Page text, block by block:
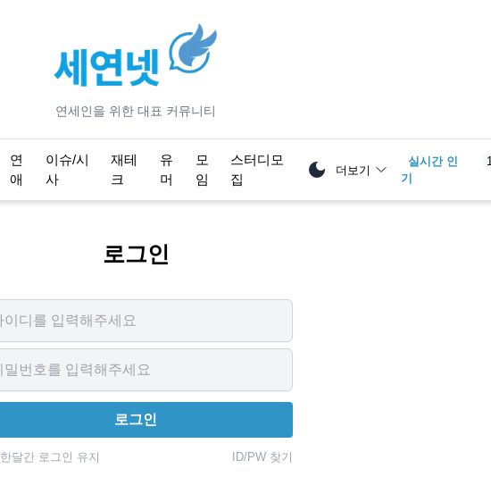
연세인을 위한 대표 커뮤니티
연
애
이슈/시
사
재테
크
유
머
모
임
스터디모
집
더보기
실시간 인
기
로그인
로그인
한달간 로그인 유지 ID/PW 찾기